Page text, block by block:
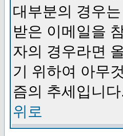
대부분의 경우
받은 이메일을
자의 경우라면
기 위하여 아무
즘의 추세입니
위로